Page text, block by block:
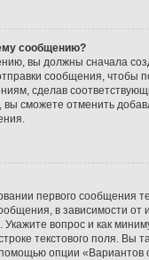
сообщению?
вы должны сначала
сообщения, чтобы
сделав
вы сможете отменить
первого сообщения
в зависимости от
вопрос и как
текстового поля. Вы
опции «Вариантов